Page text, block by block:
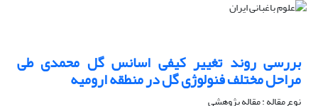
بررسی روند تغییر کیفی اسانس گل محمدی طی
مراحل مختلف فنولوژی گل در منطقه ارومیه ‏
نوع مقاله : مقاله پژوهشی